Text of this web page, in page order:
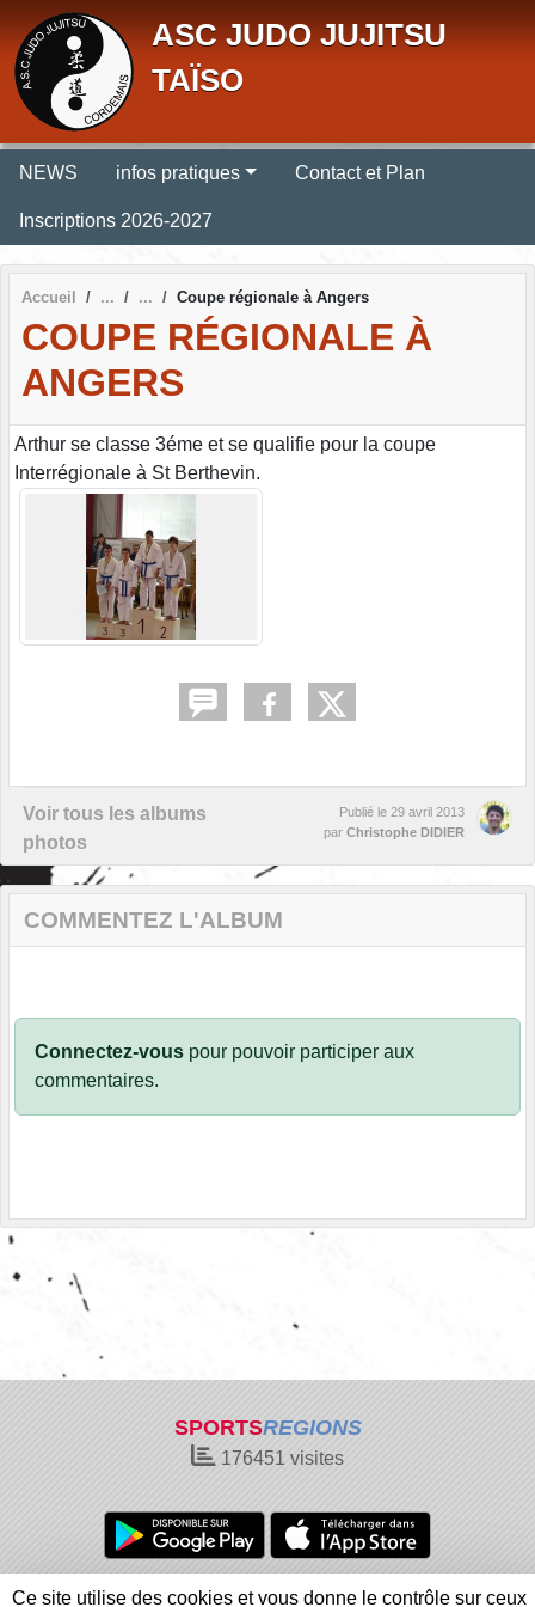
ASC JUDO JUJITSU
TAÏSO
NEWS infos pratiques Contact et Plan
Inscriptions 2026-2027
Accueil Coupe régionale à Angers
COUPE RÉGIONALE À
ANGERS
Arthur se classe 3éme et se qualifie pour la coupe
Interrégionale à St Berthevin.
Voir tous les albums
photos
Publié le 29 avril 2013
par Christophe DIDIER
COMMENTEZ L'ALBUM
Connectez-vous pour pouvoir participer aux
commentaires.
SPORTSREGIONS
176451 visites
Charte cookies Gestion des cookies
Panneau de gestion des cookies
Ce site utilise des cookies et vous donne le contrôle sur ceux